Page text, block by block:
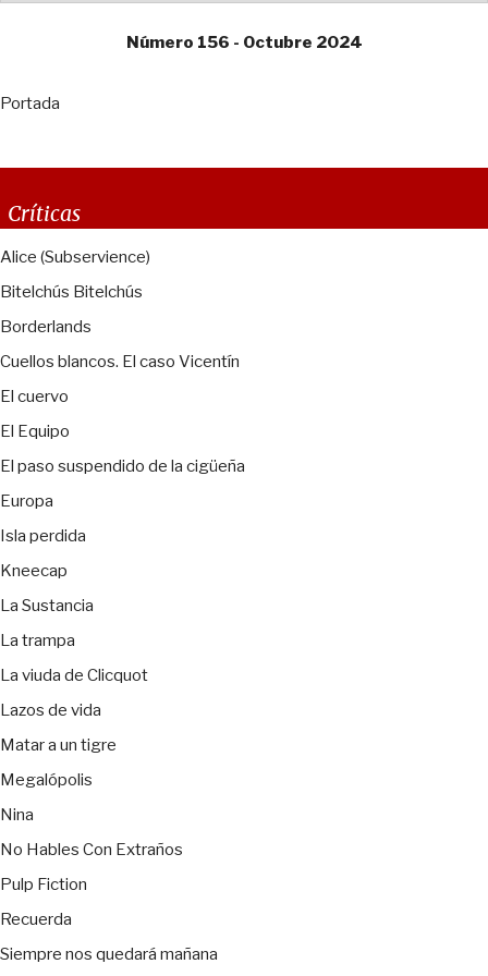
Número 156 - Octubre 2024
Portada
Críticas
Alice (Subservience)
Bitelchús Bitelchús
Borderlands
Cuellos blancos. El caso Vicentín
El cuervo
El Equipo
El paso suspendido de la cigüeña
Europa
Isla perdida
Kneecap
La Sustancia
La trampa
La viuda de Clicquot
Lazos de vida
Matar a un tigre
Megalópolis
Nina
No Hables Con Extraños
Pulp Fiction
Recuerda
Siempre nos quedará mañana